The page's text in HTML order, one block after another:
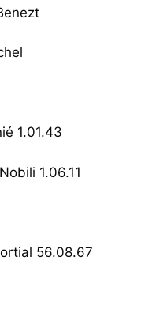
1.01.43
1.06.11
56.08.67